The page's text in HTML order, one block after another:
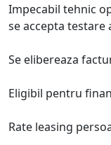
Impecabil tehnic
se accepta testare
Se elibereaza
Eligibil pentru
Rate leasing